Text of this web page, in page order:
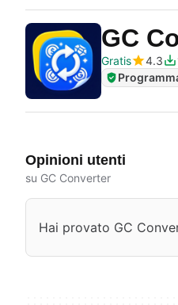
GC
Gratis
4.3
Opinioni utenti
su GC Converter
Hai provato GC